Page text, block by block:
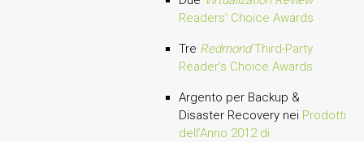
Readers’ Choice Awards
Tre RedmondThird-Party
Reader’s Choice Awards
Argento per Backup &
Disaster Recovery nei Prodotti
dell’Anno 2012 di